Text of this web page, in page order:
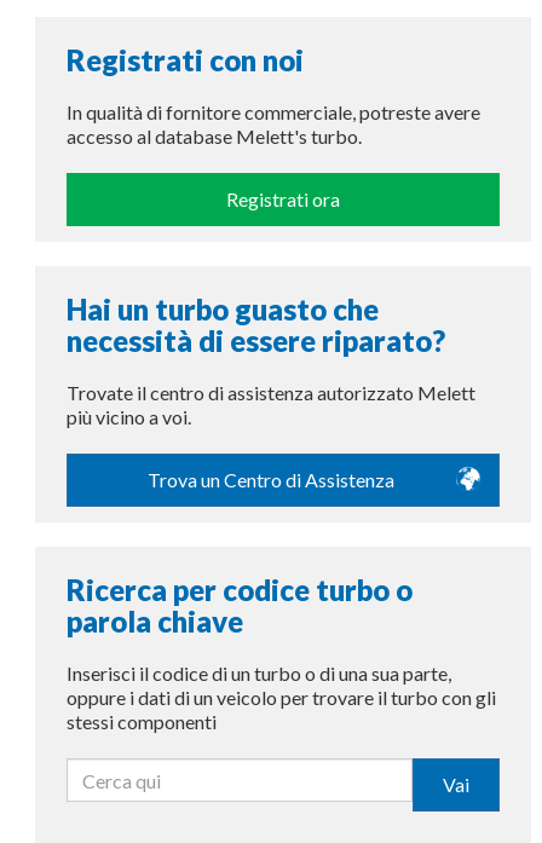
Registrati con noi
In qualità di fornitore commerciale, potreste avere
accesso al database Melett's turbo.
Registrati ora
Hai un turbo guasto che
necessità di essere riparato?
Trovate il centro di assistenza autorizzato Melett
più vicino a voi.
Trova un Centro di Assistenza
Ricerca per codice turbo o
parola chiave
Inserisci il codice di un turbo o di una sua parte,
oppure i dati di un veicolo per trovare il turbo con gli
stessi componenti
Vai